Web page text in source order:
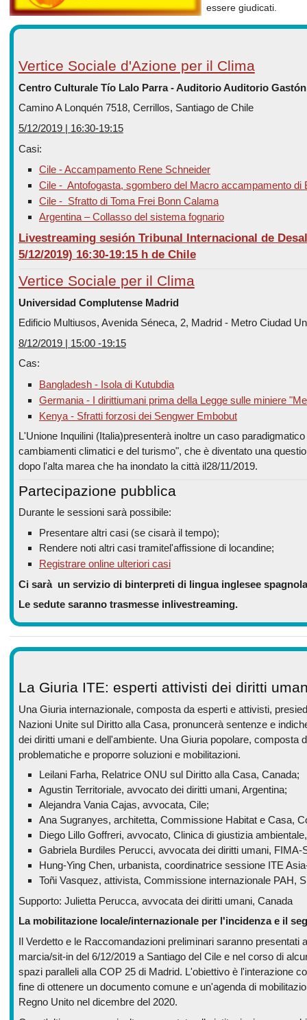
essere giudicati.
Vertice Sociale d'Azione per il Clima
Centro Culturale Tío Lalo Parra - Auditorio Auditorio
Camino A Lonquén 7518, Cerrillos, Santiago de Chile
5/12/2019 | 16:30-19:15
Casi:
Cile - Accampamento Rene Schneider
Cile - Antofogasta, sgombero del Macro accampamento di
Cile - Sfratto di Toma Frei Bonn Calama
Argentina – Collasso del sistema fognario
Livestreaming sesión Tribunal Internacional de
5/12/2019) 16:30-19:15 h de Chile
Vertice Sociale per il Clima
Universidad Complutense Madrid
Edificio Multiusos, Avenida Séneca, 2, Madrid - Metro Ciudad
8/12/2019 | 15:00 -19:15
Cas:
Bangladesh - Isola di Kutubdia
Germania - I dirittiumani prima della Legge sulle miniere
Kenya - Sfratti forzosi dei Sengwer Embobut
L'Unione Inquilini (Italia)presenterà inoltre un caso
cambiamenti climatici e del turismo", che è diventato una
dopo l'alta marea che ha inondato la città il28/11/2019.
Partecipazione pubblica
Durante le sessioni sarà possibile:
Presentare altri casi (se cisarà il tempo);
Rendere noti altri casi tramitel'affissione di locandine;
Registrare online ulteriori casi
Ci sarà un servizio di binterpreti di lingua inglesee
Le sedute saranno trasmesse inlivestreaming.
La Giuria ITE: esperti attivisti dei diritti
Una Giuria internazionale, composta da esperti e attivisti,
Nazioni Unite sul Diritto alla Casa, pronuncerà sentenze e
dei diritti umani e dell'ambiente. Una Giuria popolare, composta
problematiche e proporre soluzioni e mobilitazioni.
Leilani Farha, Relatrice ONU sul Diritto alla Casa, Canada;
Agustin Territoriale, avvocato dei diritti umani, Argentina;
Alejandra Vania Cajas, avvocata, Cile;
Ana Sugranyes, architetta, Commissione Habitat e Casa,
Diego Lillo Goffreri, avvocato, Clinica di giustizia
Gabriela Burdiles Perucci, avvocata dei diritti umani, FIMA-
Hung-Ying Chen, urbanista, coordinatrice sessione ITE
Toñi Vasquez, attivista, Commissione internazionale PAH,
Supporto: Julietta Perucca, avvocata dei diritti umani, Canada
La mobilitazione locale/internazionale per l'incidenza e il
Il Verdetto e le Raccomandazioni preliminari saranno presentati
marcia/sit-in del 6/12/2019 a Santiago del Cile e nel corso di
spazi paralleli alla COP 25 di Madrid. L'obiettivo è l'interazione
fine di ottenere un documento comune e un'agenda di
Regno Unito nel dicembre del 2020.